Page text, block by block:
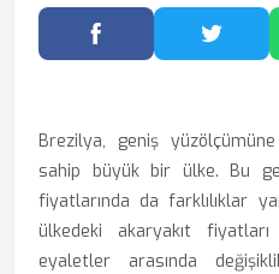
Facebook'ta
Brezilya, geniş
sahip büyük bir ülke. Bu
fiyatlarında da farklılıklar
ülkedeki akaryakıt
eyaletler arasında